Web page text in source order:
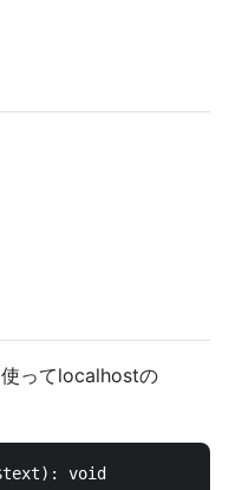
使ってlocalhostの
void